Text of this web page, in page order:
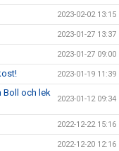
2023-02-02 13:15
2023-01-27 13:37
2023-01-27 09:00
2023-01-19 11:39
Boll och lek
2023-01-12 09:34
2022-12-22 15:16
2022-12-20 12:16